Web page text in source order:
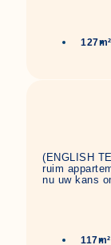
127m²
(ENGLISH
ruim
nu uw kans
117m²